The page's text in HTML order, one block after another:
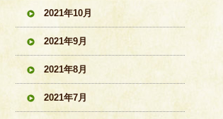
2021年10月
2021年9月
2021年8月
2021年7月